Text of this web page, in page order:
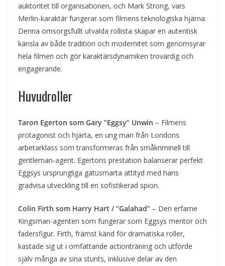
auktoritet till organisationen, och Mark Strong, vars
Merlin-karaktär fungerar som filmens teknologiska hjärna.
Denna omsorgsfullt utvalda rollista skapar en autentisk
känsla av både tradition och modernitet som genomsyrar
hela filmen och gör karaktärsdynamiken trovärdig och
engagerande.
Huvudroller
Taron Egerton som Gary ”Eggsy” Unwin – Filmens
protagonist och hjärta, en ung man från Londons
arbetarklass som transformeras från småkriminell till
gentleman-agent. Egertons prestation balanserar perfekt
Eggsys ursprungliga gatusmarta attityd med hans
gradvisa utveckling till en sofistikerad spion.
Colin Firth som Harry Hart / ”Galahad” – Den erfarne
Kingsman-agenten som fungerar som Eggsys mentor och
fadersfigur. Firth, främst känd för dramatiska roller,
kastade sig ut i omfattande actionträning och utförde
själv många av sina stunts, inklusive delar av den